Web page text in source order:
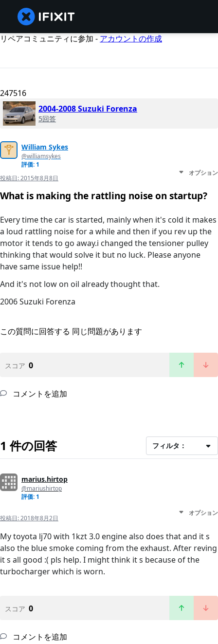
リペアコミュニティに参加 - アカウントの作成
247516
2004-2008 Suzuki Forenza
5回答
William Sykes
@williamsykes
評価: 1
投稿日:2015年8月8日
オプション
What is making the rattling noise on startup?
Every time the car is started, mainly when it's cold it makes
a loud rattling noise for a while and then if you rev up the
motor it tends to go away.i changed the tensioner pulley
thinking that would solve it but no luck. Please anyone
have same issue help!!
And it's not low on oil already thought that.
2006 Suzuki Forenza
この質問に回答する 同じ問題があります
スコア 0
コメントを追加
1 件の回答 フィルタ：
marius.hirtop
@mariushirtop
評価: 1
投稿日:2018年8月2日
オプション
My toyota lj70 with 1kzt 3.0 engine also does that and it s
also the blue smoke coming from the exhaust. After reving
it s all good :( pls help. I might think it s because of the
turbocharger which is worn.
スコア 0
コメントを追加